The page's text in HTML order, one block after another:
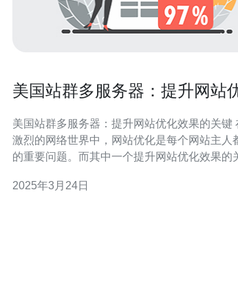
美国站群多服务器：提升网站
美国站群多服务器：提升网站优化效果的关键 在如今竞争
激烈的网络世界中，网站优化是每个网站主人
的重要问题。而其中一个提升网站优化效果的
势以及如何选择合适的服务器来提升网站的优化
2025年3月24日